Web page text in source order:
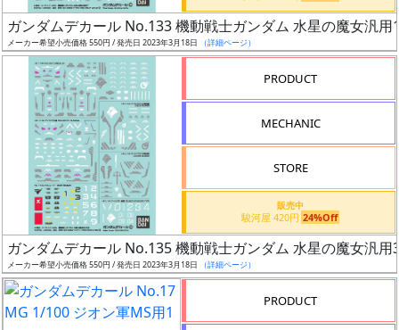
日
発
売
Web
プッ
シュ
通知
対象
ギ
ャ
ラ
リ
ー
ガンダムデカール No.133 機動戦士ガンダム 水星の魔女汎用
メーカー希望小売価格 550円 / 発売日 2023年3月18日 （詳細ページ）
PRODUCT
MECHANIC
STORE
販売中
駿河屋 420円 24%Off
ガンダムデカール No.135 機動戦士ガンダム 水星の魔女汎用
メーカー希望小売価格 550円 / 発売日 2023年3月18日 （詳細ページ）
PRODUCT